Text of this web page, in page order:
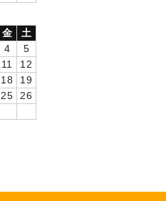
金
土
4
5
11
12
18
19
25
26